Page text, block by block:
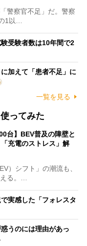
警察官不足」だ。警察
1以…
受験者数は10年間で2
加えて「患者不足」に
一覧を見る
ってみた
台】BEV普及の障壁と
充電のストレス」解
）シフト」の潮流も、
える。…
実感した「フォレスタ
うのには理由があっ